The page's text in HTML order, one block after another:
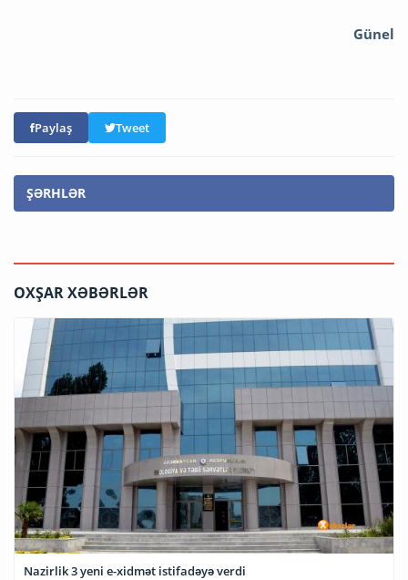
Günel
Paylaş Tweet
ŞƏRHLƏR
OXŞAR XƏBƏRLƏR
Nazirlik 3 yeni e-xidmət istifadəyə verdi